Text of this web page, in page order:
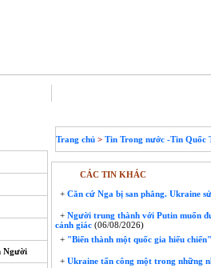
Người
Trang chủ > Tin Trong nước -Tin Quốc
CÁC TIN KHÁC
+ Căn cứ Nga bị san phẳng. Ukraine
+ Người trung thành với Putin muốn
cảnh giác (06/08/2026)
+ "Biến thành một quốc gia hiếu
+ Ukraine tấn công một trong những